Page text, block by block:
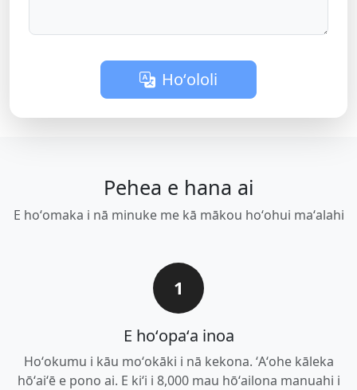
Hoʻololi
Pehea e hana ai
E hoʻomaka i nā minuke me kā mākou hoʻohui maʻalahi
1
E hoʻopaʻa inoa
Hoʻokumu i kāu moʻokāki i nā kekona. ʻAʻohe kāleka
hōʻaiʻē e pono ai. E kiʻi i 8,000 mau hōʻailona manuahi i